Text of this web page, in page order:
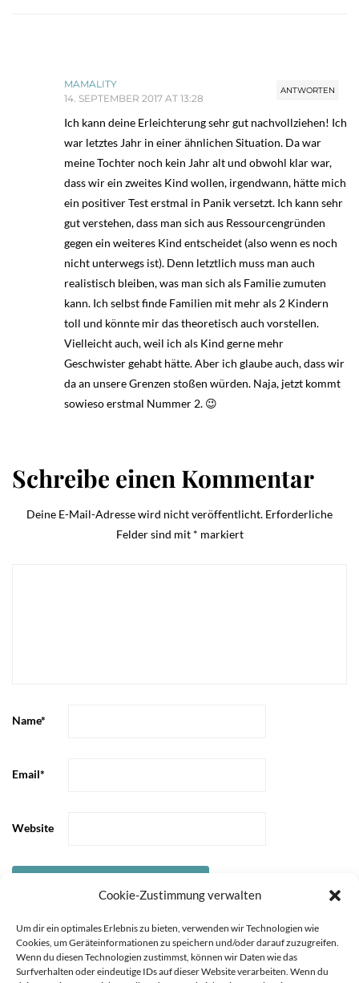
Cookie-Zustimmung verwalten
Um dir ein optimales Erlebnis zu bieten, verwenden wir Technologien wie
Cookies, um Geräteinformationen zu speichern und/oder darauf zuzugreifen.
Wenn du diesen Technologien zustimmst, können wir Daten wie das
Surfverhalten oder eindeutige IDs auf dieser Website verarbeiten. Wenn du
ANTWORTEN
MAMALITY
14. SEPTEMBER 2017 AT 13:28
Ich kann deine Erleichterung sehr gut nachvollziehen! Ich
war letztes Jahr in einer ähnlichen Situation. Da war
meine Tochter noch kein Jahr alt und obwohl klar war,
dass wir ein zweites Kind wollen, irgendwann, hätte mich
ein positiver Test erstmal in Panik versetzt. Ich kann sehr
gut verstehen, dass man sich aus Ressourcengründen
gegen ein weiteres Kind entscheidet (also wenn es noch
nicht unterwegs ist). Denn letztlich muss man auch
realistisch bleiben, was man sich als Familie zumuten
kann. Ich selbst finde Familien mit mehr als 2 Kindern
toll und könnte mir das theoretisch auch vorstellen.
Vielleicht auch, weil ich als Kind gerne mehr
Geschwister gehabt hätte. Aber ich glaube auch, dass wir
da an unsere Grenzen stoßen würden. Naja, jetzt kommt
sowieso erstmal Nummer 2. 😉
Schreibe einen Kommentar
Deine E-Mail-Adresse wird nicht veröffentlicht. Erforderliche
Felder sind mit * markiert
Name*
Email*
Website